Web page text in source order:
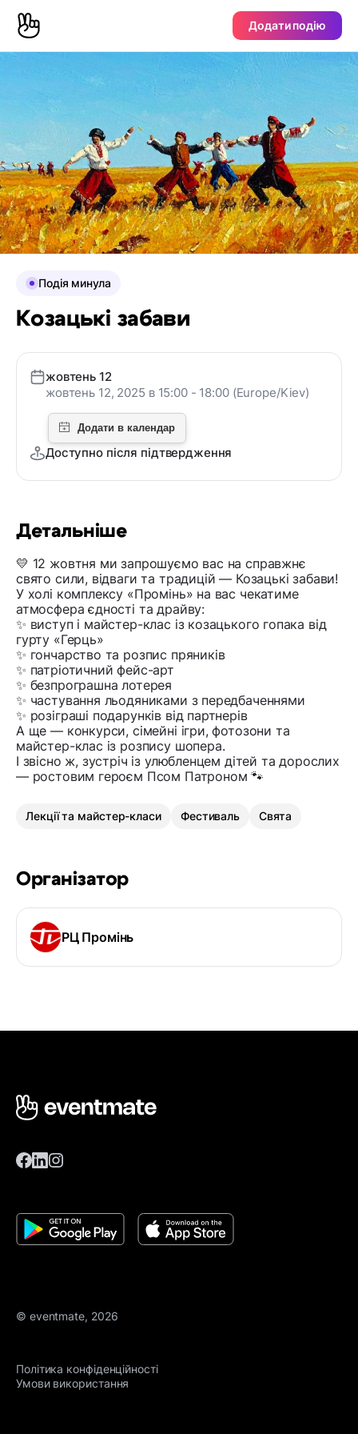
Додати подію
Детальніше
💛 12 жовтня ми запрошуємо вас на справжнє
свято сили, відваги та традицій — Козацькі забави!
У холі комплексу «Промінь» на вас чекатиме
атмосфера єдності та драйву:
✨ виступ і майстер-клас із козацького гопака від
гурту «Герць»
✨ гончарство та розпис пряників
✨ патріотичний фейс-арт
✨ безпрограшна лотерея
✨ частування льодяниками з передбаченнями
✨ розіграші подарунків від партнерів
А ще — конкурси, сімейні ігри, фотозони та
майстер-клас із розпису шопера.
І звісно ж, зустріч із улюбленцем дітей та дорослих
— ростовим героєм Псом Патроном 🐾
Лекції та майстер-класи Фестиваль Свята
Організатор
РЦ Промінь
Подія минула
Козацькі забави
жовтень 12
жовтень 12, 2025 в 15:00 - 18:00 (Europe/Kiev)
Доступно після підтвердження
© eventmate, 2026
Політика конфіденційності
Умови використання